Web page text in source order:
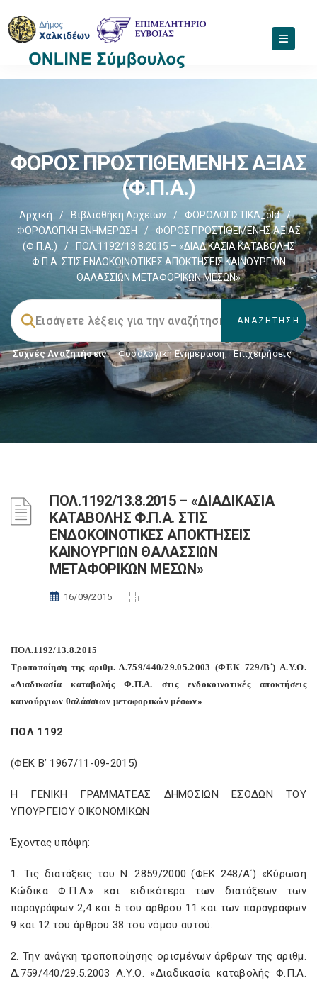
ΦΟΡΟΣ ΠΡΟΣΤΙΘΕΜΕΝΗΣ ΑΞΙΑΣ
(Φ.Π.Α.)
Αρχική / Βιβλιοθήκη Αρχείων / ΦΟΡΟΛΟΓΙΣΤΙΚΑ_old
/
ΦΟΡΟΛΟΓΙΚΗ ΕΝΗΜΕΡΩΣΗ
/
ΦΟΡΟΣ ΠΡΟΣΤΙΘΕΜΕΝΗΣ ΑΞΙΑΣ
(Φ.Π.Α.)
/
ΠΟΛ.1192/13.8.2015 – «ΔΙΑΔΙΚΑΣΙΑ ΚΑΤΑΒΟΛΗΣ
Φ.Π.Α. ΣΤΙΣ ΕΝΔΟΚΟΙΝΟΤΙΚΕΣ ΑΠΟΚΤΗΣΕΙΣ ΚΑΙΝΟΥΡΓΙΩΝ
ΘΑΛΑΣΣΙΩΝ ΜΕΤΑΦΟΡΙΚΩΝ ΜΕΣΩΝ»
Συχνές Αναζητήσεις: Φορολογικη Ενημέρωση, Επιχειρήσεις
ΠΟΛ.1192/13.8.2015 – «ΔΙΑΔΙΚΑΣΙΑ
ΚΑΤΑΒΟΛΗΣ Φ.Π.Α. ΣΤΙΣ
ΕΝΔΟΚΟΙΝΟΤΙΚΕΣ ΑΠΟΚΤΗΣΕΙΣ
ΚΑΙΝΟΥΡΓΙΩΝ ΘΑΛΑΣΣΙΩΝ
ΜΕΤΑΦΟΡΙΚΩΝ ΜΕΣΩΝ»
16/09/2015
ΠΟΛ.1192/13.8.2015
Τροποποίηση της αριθμ. Δ.759/440/29.05.2003 (ΦΕΚ 729/Β΄) Α.Υ.Ο.
«Διαδικασία καταβολής Φ.Π.Α. στις ενδοκοινοτικές αποκτήσεις
καινούργιων θαλάσσιων μεταφορικών μέσων»
ΠΟΛ 1192
(ΦΕΚ Β’ 1967/11-09-2015)
Η ΓΕΝΙΚΗ ΓΡΑΜΜΑΤΕΑΣ ΔΗΜΟΣΙΩΝ ΕΣΟΔΩΝ ΤΟΥ
ΥΠΟΥΡΓΕΙΟΥ ΟΙΚΟΝΟΜΙΚΩΝ
Έχοντας υπόψη:
1. Τις διατάξεις του Ν. 2859/2000 (ΦΕΚ 248/Α΄) «Κύρωση
Κώδικα Φ.Π.Α.» και ειδικότερα των διατάξεων των
παραγράφων 2,4 και 5 του άρθρου 11 και των παραγράφων
9 και 12 του άρθρου 38 του νόμου αυτού.
2. Την ανάγκη τροποποίησης ορισμένων άρθρων της αριθμ.
Δ.759/440/29.5.2003 Α.Υ.Ο. «Διαδικασία καταβολής Φ.Π.Α.